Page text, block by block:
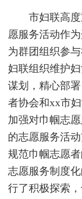
市妇联高
愿服务活动作
为群团组织参
妇联组织维护
谋划，精心部
者协会和xx市
加强对巾帼志
的志愿服务活
规范巾帼志愿
志愿服务制度
行了积极探索